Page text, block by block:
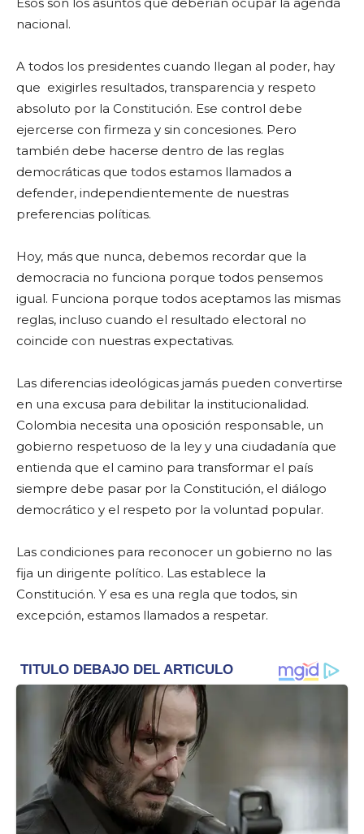
nacional.
A todos los presidentes cuando llegan al poder, hay
que exigirles resultados, transparencia y respeto
absoluto por la Constitución. Ese control debe
ejercerse con firmeza y sin concesiones. Pero
también debe hacerse dentro de las reglas
democráticas que todos estamos llamados a
defender, independientemente de nuestras
preferencias políticas.
Hoy, más que nunca, debemos recordar que la
democracia no funciona porque todos pensemos
igual. Funciona porque todos aceptamos las mismas
reglas, incluso cuando el resultado electoral no
coincide con nuestras expectativas.
Las diferencias ideológicas jamás pueden convertirse
en una excusa para debilitar la institucionalidad.
Colombia necesita una oposición responsable, un
gobierno respetuoso de la ley y una ciudadanía que
entienda que el camino para transformar el país
siempre debe pasar por la Constitución, el diálogo
democrático y el respeto por la voluntad popular.
Las condiciones para reconocer un gobierno no las
fija un dirigente político. Las establece la
Constitución. Y esa es una regla que todos, sin
excepción, estamos llamados a respetar.